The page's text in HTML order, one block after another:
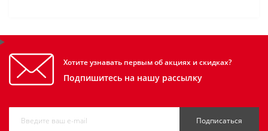
Хотите узнавать первым об акциях и скидках?
Подпишитесь на нашу рассылку
Подписаться